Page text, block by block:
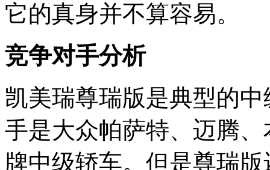
它的真身并不算容易。
竞争对手分析
凯美瑞尊瑞版是典型的
手是大众帕萨特、迈腾
牌中级轿车。但是尊瑞